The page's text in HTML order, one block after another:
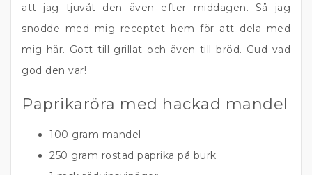
att jag tjuvåt den även efter middagen. Så jag
snodde med mig receptet hem för att dela med
mig här. Gott till grillat och även till bröd. Gud vad
god den var!
Paprikaröra med hackad mandel
100 gram mandel
250 gram rostad paprika på burk